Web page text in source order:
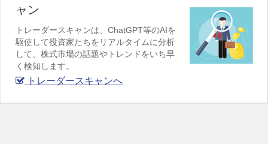
ャン
トレーダースキャンは、ChatGPT等のAIを
駆使して投資家たちをリアルタイムに分析
して、株式市場の話題やトレンドをいち早
く検知します。
トレーダースキャンへ